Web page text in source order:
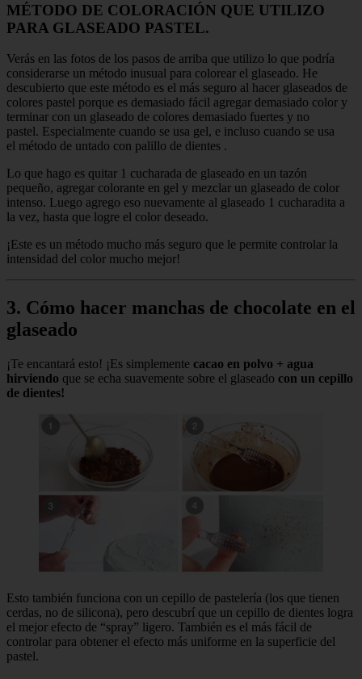
MÉTODO DE COLORACIÓN QUE UTILIZO
PARA GLASEADO PASTEL.
Verás en las fotos de los pasos de arriba que utilizo lo que podría
considerarse un método inusual para colorear el glaseado. He
descubierto que este método es el más seguro al hacer glaseados de
colores pastel porque es demasiado fácil agregar demasiado color y
terminar con un glaseado de colores demasiado fuertes y no
pastel. Especialmente cuando se usa gel, e incluso cuando se usa
el método de untado con palillo de dientes .
Lo que hago es quitar 1 cucharada de glaseado en un tazón
pequeño, agregar colorante en gel y mezclar un glaseado de color
intenso. Luego agrego eso nuevamente al glaseado 1 cucharadita a
la vez, hasta que logre el color deseado.
¡Este es un método mucho más seguro que le permite controlar la
intensidad del color mucho mejor!
3. Cómo hacer manchas de chocolate en el
glaseado
¡Te encantará esto! ¡Es simplemente cacao en polvo + agua
hirviendo que se echa suavemente sobre el glaseado con un cepillo
de dientes!
Esto también funciona con un cepillo de pastelería (los que tienen
cerdas, no de silicona), pero descubrí que un cepillo de dientes logra
el mejor efecto de “spray” ligero. También es el más fácil de
controlar para obtener el efecto más uniforme en la superficie del
pastel.